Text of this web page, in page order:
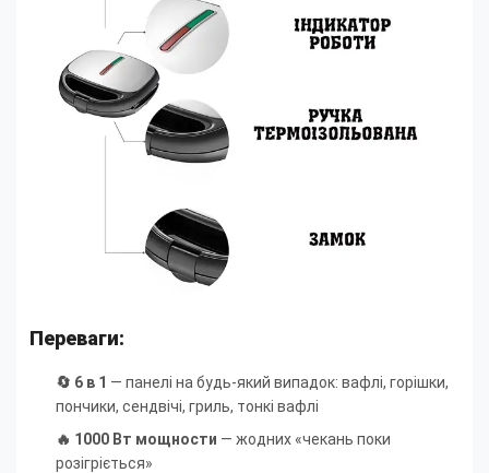
Переваги:
🔄 6 в 1 — панелі на будь-який випадок: вафлі, горішки,
пончики, сендвічі, гриль, тонкі вафлі
🔥 1000 Вт мощности — жодних «чекань поки
розігріється»